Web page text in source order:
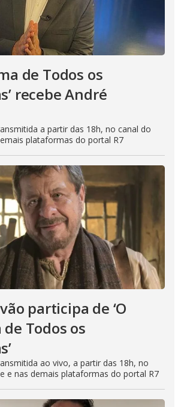
de Todos os
recebe André
a partir das 18h, no canal do
plataformas do portal R7
participa de ‘O
Todos os
ao vivo, a partir das 18h, no
e nas demais plataformas do portal R7